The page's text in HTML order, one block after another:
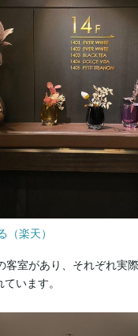
（楽天）
客室があり、それぞれ実
います。